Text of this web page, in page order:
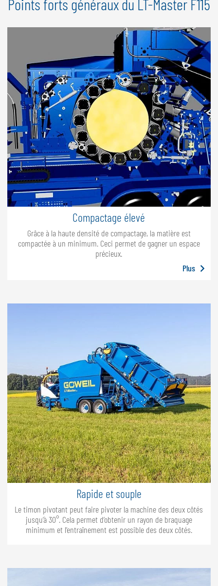
Points forts généraux du LT-Master F115
Compactage élevé
Grâce à la haute densité de compactage, la matière est
compactée à un minimum. Ceci permet de gagner un espace
précieux.
Plus
Rapide et souple
Le timon pivotant peut faire pivoter la machine des deux côtés
jusqu’à 30°. Cela permet d’obtenir un rayon de braquage
minimum et l’entraînement est possible des deux côtés.